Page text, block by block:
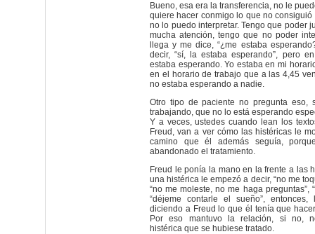
Bueno, esa era la transferencia, no le
quiere hacer conmigo lo que no consiguió
no lo puedo interpretar. Tengo que poder
mucha atención, tengo que no poder
llega y me dice, “¿me estaba
decir, “sí, la estaba esperando”, pero
estaba esperando. Yo estaba en mi
en el horario de trabajo que a las 4,45
no estaba esperando a nadie.
Otro tipo de paciente no pregunta eso,
trabajando, que no lo está esperando
Y a veces, ustedes cuando lean los
Freud, van a ver cómo las histéricas le
camino que él además seguía,
abandonado el tratamiento.
Freud le ponía la mano en la frente a las
una histérica le empezó a decir, “no me
“no me moleste, no me haga preguntas”,
“déjeme contarle el sueño”,
diciendo a Freud lo que él tenía que
Por eso mantuvo la relación, si no,
histérica que se hubiese tratado.